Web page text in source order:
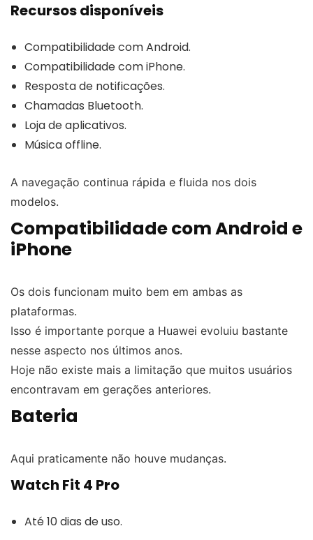
Recursos disponíveis
Compatibilidade com Android.
Compatibilidade com iPhone.
Resposta de notificações.
Chamadas Bluetooth.
Loja de aplicativos.
Música offline.
A navegação continua rápida e fluida nos dois
modelos.
Compatibilidade com Android e
iPhone
Os dois funcionam muito bem em ambas as
plataformas.
Isso é importante porque a Huawei evoluiu bastante
nesse aspecto nos últimos anos.
Hoje não existe mais a limitação que muitos usuários
encontravam em gerações anteriores.
Bateria
Aqui praticamente não houve mudanças.
Watch Fit 4 Pro
Até 10 dias de uso.